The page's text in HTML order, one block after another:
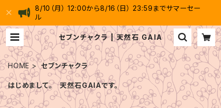
8/10（月） 12:00から8/16（日） 23:59までサマーセー
ル
セブンチャクラ | 天然石 GAIA
HOME セブンチャクラ
はじめまして。 天然石GAIAです。